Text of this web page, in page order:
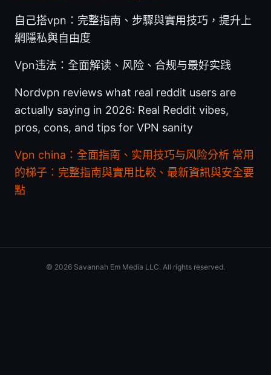
自己搭vpn：完整指南、步驟與實用技巧，提升上
網隱私與自由度
Vpn违法：全面解读、风险、合规与最好实践
Nordvpn reviews what real reddit users are
actually saying in 2026: Real Reddit vibes,
pros, cons, and tips for VPN sanity
Vpn china：全面指南、实用技巧与风险分析 常用
的梯子：完整指南與實用比較、最新資訊與安全要
點
© 2026 Savannah Em Media LLC. All rights reserved.